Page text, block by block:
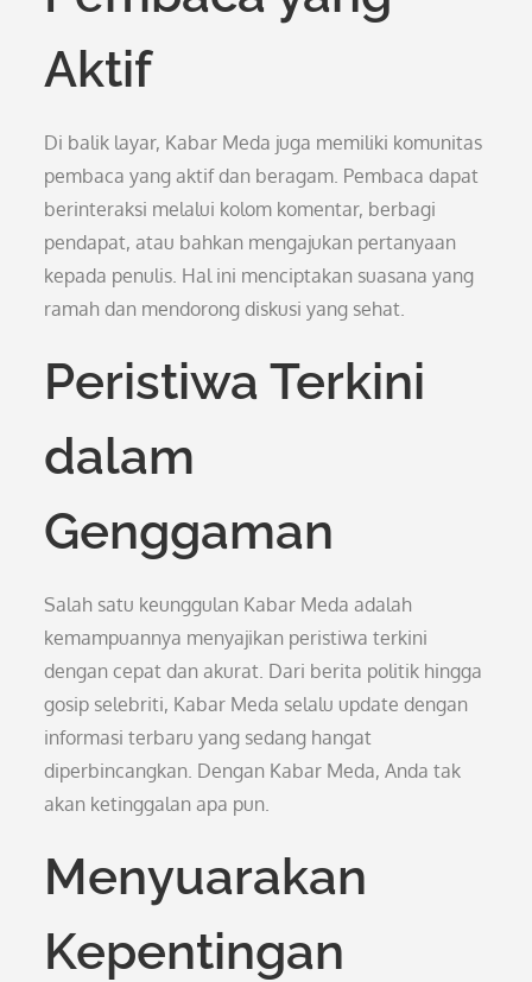
Aktif
Di balik layar, Kabar Meda juga memiliki komunitas
pembaca yang aktif dan beragam. Pembaca dapat
berinteraksi melalui kolom komentar, berbagi
pendapat, atau bahkan mengajukan pertanyaan
kepada penulis. Hal ini menciptakan suasana yang
ramah dan mendorong diskusi yang sehat.
Peristiwa Terkini
dalam
Genggaman
Salah satu keunggulan Kabar Meda adalah
kemampuannya menyajikan peristiwa terkini
dengan cepat dan akurat. Dari berita politik hingga
gosip selebriti, Kabar Meda selalu update dengan
informasi terbaru yang sedang hangat
diperbincangkan. Dengan Kabar Meda, Anda tak
akan ketinggalan apa pun.
Menyuarakan
Kepentingan